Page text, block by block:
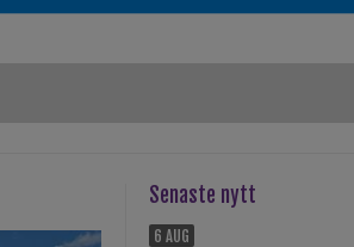
Senaste nytt
6 AUG